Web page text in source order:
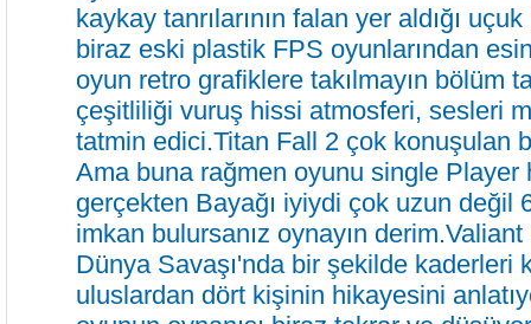
kaykay tanrılarının falan yer aldığı
biraz eski plastik FPS oyunlarından
oyun retro grafiklere takılmayın bölüm
çeşitliliği vuruş hissi atmosferi, sesleri
tatmin edici.Titan Fall 2 çok konuşulan
Ama buna rağmen oyunu single Player
gerçekten Bayağı iyiydi çok uzun değil
imkan bulursanız oynayın
Dünya Savaşı'nda bir şekilde kaderleri
uluslardan dört kişinin hikayesini